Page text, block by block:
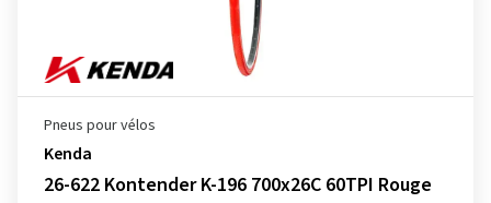
Pneus pour vélos
Kenda
26-622 Kontender K-196 700x26C 60TPI Rouge